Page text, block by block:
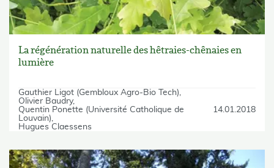
La régénération naturelle des hêtraies-chênaies en
lumière
Gauthier Ligot (Gembloux Agro-Bio Tech)
Olivier Baudry
Quentin Ponette (Université Catholique de
Louvain)
Hugues Claessens
14.01.2018